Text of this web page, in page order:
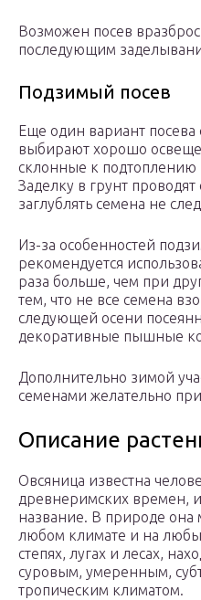
Возможен посев
последующим
Подзимый посев
Еще один вариант посева
выбирают хорошо
склонные к подтоплению
Заделку в грунт
заглублять семена не
Из-за особенностей
рекомендуется
раза больше, чем при
тем, что не все семена
следующей осени
декоративные пышные
Дополнительно зимой
семенами желательно
Описание
Овсяница известна
древнеримских времен,
название. В природе она
любом климате и на
степях, лугах и лесах,
суровым, умеренным,
тропическим климатом.